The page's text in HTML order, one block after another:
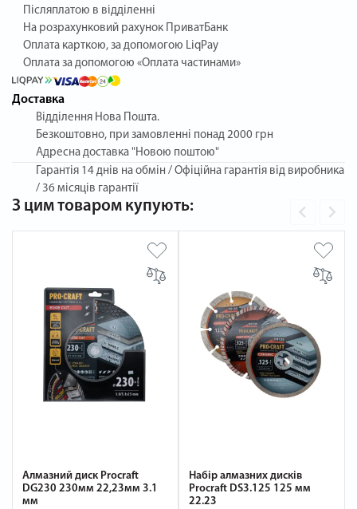
Післяплатою в відділенні
На розрахунковий рахунок ПриватБанк
Оплата карткою, за допомогою LiqPay
Оплата за допомогою «Оплата частинами»
Доставка
Відділення Нова Пошта.
Безкоштовно, при замовленні понад 2000 грн
Адресна доставка "Новою поштою"
Гарантія 14 днів на обмін / Офіційна гарантія від виробника
/ 36 місяців гарантії
З цим товаром купують:
Алмазний диск Procraft
DG230 230мм 22,23мм 3.1
мм
Набір алмазних дисків
Procraft DS3.125 125 мм
22.23